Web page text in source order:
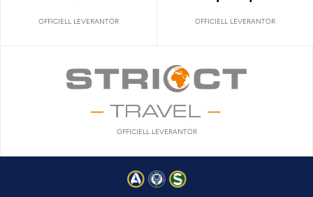
OFFICIELL LEVERANTÖR OFFICIELL LEVERANTÖR
OFFICIELL LEVERANTÖR